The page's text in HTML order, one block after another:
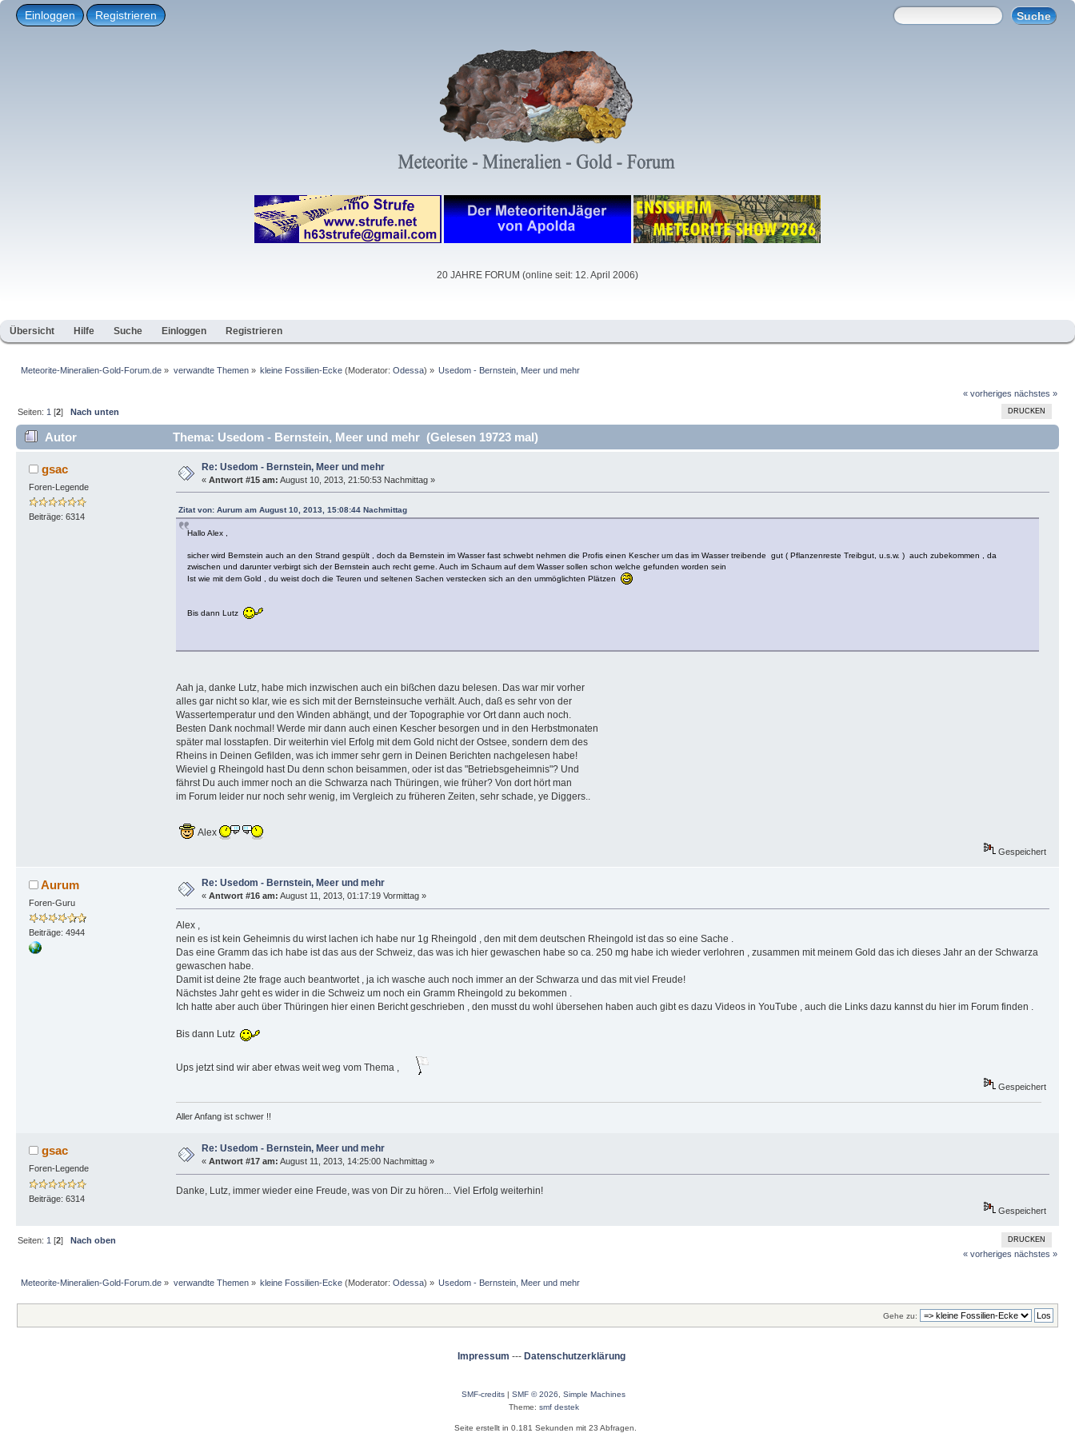
Einloggen Registrieren
20 JAHRE FORUM (online seit: 12. April 2006)
Übersicht Hilfe Suche Einloggen Registrieren
Meteorite-Mineralien-Gold-Forum.de » verwandte Themen» kleine Fossilien-Ecke(Moderator: Odessa) » Usedom - Bernstein, Meer und mehr
« vorheriges nächstes »
DRUCKEN
Seiten: 1 [2]Nach unten
Autor Thema: Usedom - Bernstein, Meer und mehr (Gelesen 19723 mal)
gsac
Foren-Legende
Beiträge: 6314
Re: Usedom - Bernstein, Meer und mehr
« Antwort #15 am: August 10, 2013, 21:50:53 Nachmittag »
Zitat von: Aurum am August 10, 2013, 15:08:44 Nachmittag
Hallo Alex ,
sicher wird Bernstein auch an den Strand gespült , doch da Bernstein im Wasser fast schwebt nehmen die Profis einen Kescher um das im Wasser treibende gut ( Pflanzenreste Treibgut, u.s.w. ) auch zubekommen , da
zwischen und darunter verbirgt sich der Bernstein auch recht gerne. Auch im Schaum auf dem Wasser sollen schon welche gefunden worden sein
Ist wie mit dem Gold , du weist doch die Teuren und seltenen Sachen verstecken sich an den ummöglichten Plätzen
Bis dann Lutz
Aah ja, danke Lutz, habe mich inzwischen auch ein bißchen dazu belesen. Das war mir vorher
alles gar nicht so klar, wie es sich mit der Bernsteinsuche verhält. Auch, daß es sehr von der
Wassertemperatur und den Winden abhängt, und der Topographie vor Ort dann auch noch.
Besten Dank nochmal! Werde mir dann auch einen Kescher besorgen und in den Herbstmonaten
später mal losstapfen. Dir weiterhin viel Erfolg mit dem Gold nicht der Ostsee, sondern dem des
Rheins in Deinen Gefilden, was ich immer sehr gern in Deinen Berichten nachgelesen habe!
Wieviel g Rheingold hast Du denn schon beisammen, oder ist das "Betriebsgeheimnis"? Und
fährst Du auch immer noch an die Schwarza nach Thüringen, wie früher? Von dort hört man
im Forum leider nur noch sehr wenig, im Vergleich zu früheren Zeiten, sehr schade, ye Diggers..
Alex
Gespeichert
Aurum
Foren-Guru
Beiträge: 4944
Re: Usedom - Bernstein, Meer und mehr
« Antwort #16 am: August 11, 2013, 01:17:19 Vormittag »
Alex ,
nein es ist kein Geheimnis du wirst lachen ich habe nur 1g Rheingold , den mit dem deutschen Rheingold ist das so eine Sache .
Das eine Gramm das ich habe ist das aus der Schweiz, das was ich hier gewaschen habe so ca. 250 mg habe ich wieder verlohren , zusammen mit meinem Gold das ich dieses Jahr an der Schwarza
gewaschen habe.
Damit ist deine 2te frage auch beantwortet , ja ich wasche auch noch immer an der Schwarza und das mit viel Freude!
Nächstes Jahr geht es wider in die Schweiz um noch ein Gramm Rheingold zu bekommen .
Ich hatte aber auch über Thüringen hier einen Bericht geschrieben , den musst du wohl übersehen haben auch gibt es dazu Videos in YouTube , auch die Links dazu kannst du hier im Forum finden .
Bis dann Lutz
Ups jetzt sind wir aber etwas weit weg vom Thema ,
Gespeichert
Aller Anfang ist schwer !!
gsac
Foren-Legende
Beiträge: 6314
Re: Usedom - Bernstein, Meer und mehr
« Antwort #17 am: August 11, 2013, 14:25:00 Nachmittag »
Danke, Lutz, immer wieder eine Freude, was von Dir zu hören... Viel Erfolg weiterhin!
Gespeichert
DRUCKEN
Seiten: 1 [2]Nach oben
« vorheriges nächstes »
Meteorite-Mineralien-Gold-Forum.de » verwandte Themen» kleine Fossilien-Ecke(Moderator: Odessa) » Usedom - Bernstein, Meer und mehr
Gehe zu:
Impressum --- Datenschutzerklärung
SMF-credits | SMF © 2026
Simple Machines
Theme: smf destek
Seite erstellt in 0.181 Sekunden mit 23 Abfragen.